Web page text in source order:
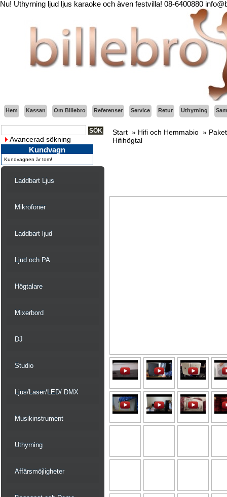
Nu! Uthyrning ljud ljus karaoke och även festvilla! 08-6400880
Hem Kassan Om Billebro Referenser Service Retur Uthyrning
Avancerad sökning
Kundvagn
Kundvagnen är tom!
Laddbart Ljus
Mikrofoner
Laddbart ljud
Ljud och PA
Högtalare
Mixerbord
DJ
Studio
Ljus/Laser/LED/ DMX
Musikinstrument
Uthyrning
Affärsmöjligheter
Start » Hifi och Hemmabio »
Hifihögtal